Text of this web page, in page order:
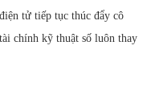
tử tiếp tục thúc đẩy cô
chính kỹ thuật số luôn thay